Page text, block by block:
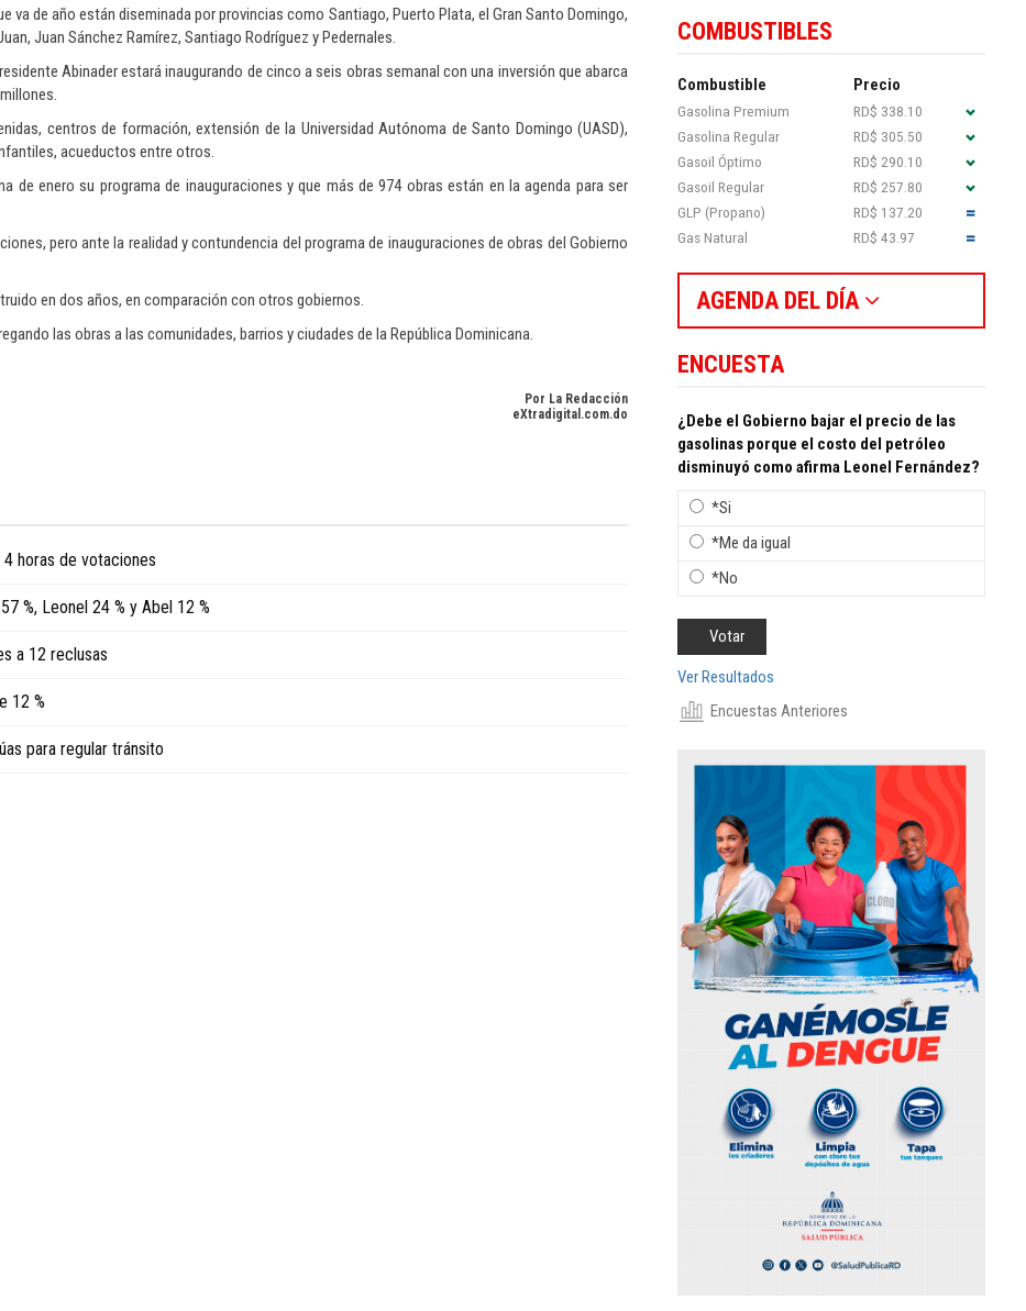
va de año están diseminada por provincias como Santiago, Puerto Plata, el Gran Santo Domingo,
Juan Sánchez Ramírez, Santiago Rodríguez y Pedernales.
Abinader estará inaugurando de cinco a seis obras semanal con una inversión que abarca
centros de formación, extensión de la Universidad Autónoma de Santo Domingo (UASD),
acueductos entre otros.
de enero su programa de inauguraciones y que más de 974 obras están en la agenda para ser
pero ante la realidad y contundencia del programa de inauguraciones de obras del Gobierno
en dos años, en comparación con otros gobiernos.
las obras a las comunidades, barrios y ciudades de la República Dominicana.
Por La Redacción
eXtradigital.com.do
horas de votaciones
%, Leonel 24 % y Abel 12 %
a 12 reclusas
12 %
para regular tránsito
COMBUSTIBLES
Combustible Precio
Gasolina Premium
RD$ 338.10
Gasolina Regular
RD$ 305.50
Gasoil Óptimo
RD$ 290.10
Gasoil Regular
RD$ 257.80
GLP (Propano)
RD$ 137.20
Gas Natural
RD$ 43.97
AGENDA DEL DÍA
ENCUESTA
¿Debe el Gobierno bajar el precio de las
gasolinas porque el costo del petróleo
disminuyó como afirma Leonel Fernández?
*Si
*Me da igual
*No
Ver Resultados
Encuestas Anteriores